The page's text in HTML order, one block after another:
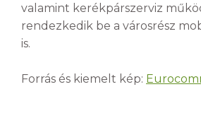
valamint kerékpárszerviz
rendezkedik be a városrész
is.
Forrás és kiemelt kép: